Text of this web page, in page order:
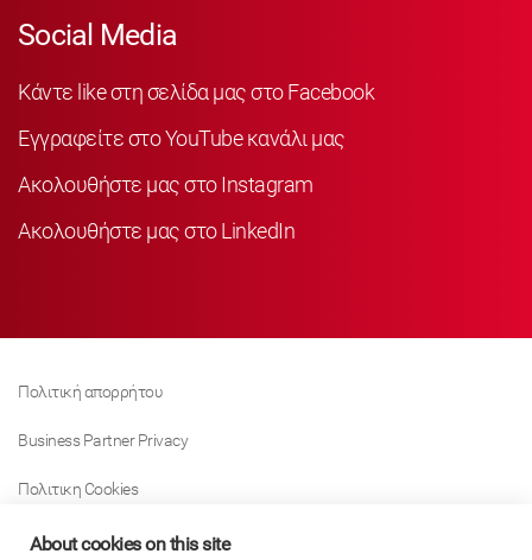
Social Media
Κάντε like στη σελίδα μας στο Facebook
Εγγραφείτε στο YouTube κανάλι μας
Ακολουθήστε μας στο Instagram
Ακολουθήστε μας στο LinkedIn
Πολιτική απορρήτου
Business Partner Privacy
Πολιτικη Cookies
Modern Slavery Act Policy
About cookies on this site